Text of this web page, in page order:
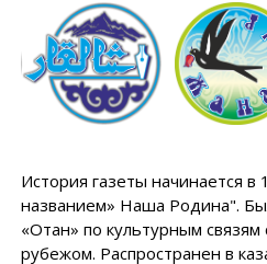
История газеты начинается в
названием» Наша Родина".
«Отан» по культурным связям
рубежом. Распространен в